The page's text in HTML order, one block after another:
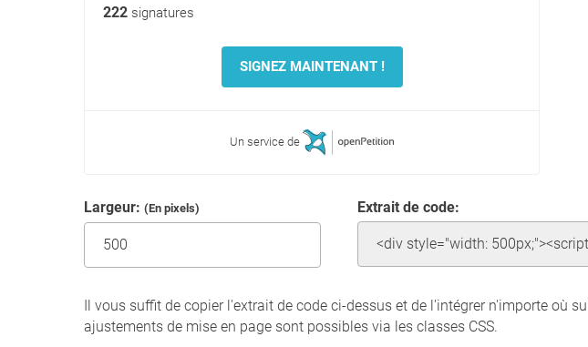
Largeur: (En pixels) Extrait de code:
Il vous suffit de copier l'extrait de code ci-dessus et de l'intégrer n'importe où
ajustements de mise en page sont possibles via les classes CSS.